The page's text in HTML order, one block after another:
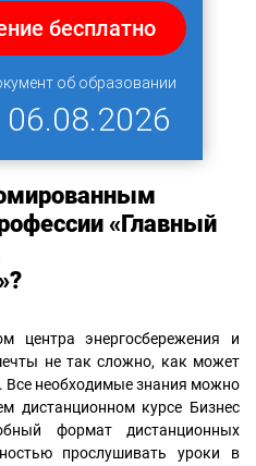
бесплатно
об образовании
06.08.2026
«Главный
центра энергосбережения и
не так сложно, как может
Все необходимые знания можно
дистанционном курсе Бизнес
формат дистанционных
прослушивать уроки в